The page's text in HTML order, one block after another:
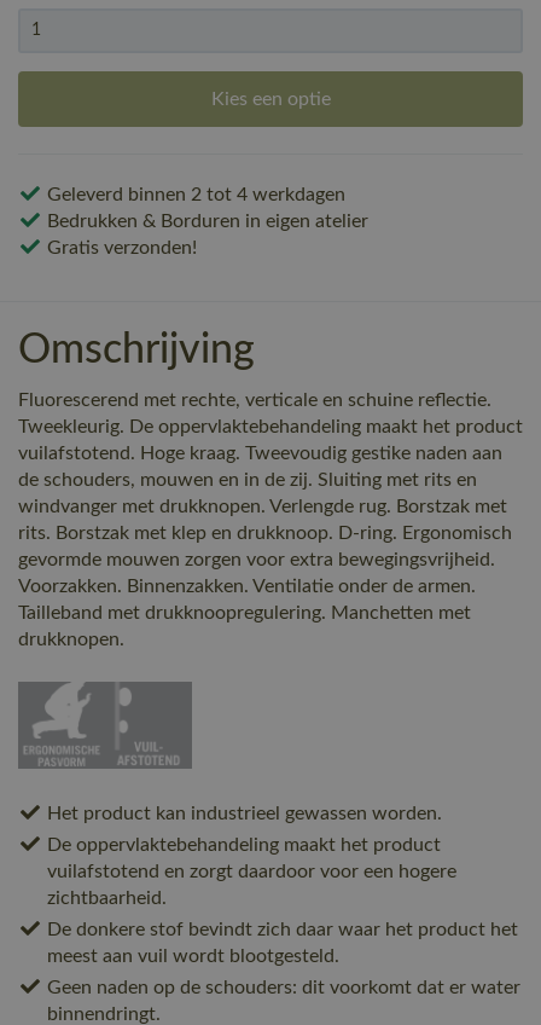
Kies een optie
Geleverd binnen 2 tot 4 werkdagen
Bedrukken & Borduren in eigen atelier
Gratis verzonden!
Omschrijving
Fluorescerend met rechte, verticale en schuine reflectie.
Tweekleurig. De oppervlaktebehandeling maakt het product
vuilafstotend. Hoge kraag. Tweevoudig gestike naden aan
de schouders, mouwen en in de zij. Sluiting met rits en
windvanger met drukknopen. Verlengde rug. Borstzak met
rits. Borstzak met klep en drukknoop. D-ring. Ergonomisch
gevormde mouwen zorgen voor extra bewegingsvrijheid.
Voorzakken. Binnenzakken. Ventilatie onder de armen.
Tailleband met drukknoopregulering. Manchetten met
drukknopen.
Het product kan industrieel gewassen worden.
De oppervlaktebehandeling maakt het product
vuilafstotend en zorgt daardoor voor een hogere
zichtbaarheid.
De donkere stof bevindt zich daar waar het product het
meest aan vuil wordt blootgesteld.
Geen naden op de schouders: dit voorkomt dat er water
binnendringt.